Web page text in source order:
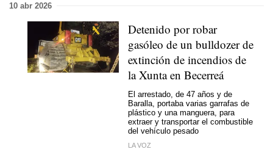
10 abr 2026
Detenido por robar
gasóleo de un bulldozer de
extinción de incendios de
la Xunta en Becerreá
El arrestado, de 47 años y de
Baralla, portaba varias garrafas de
plástico y una manguera, para
extraer y transportar el combustible
del vehículo pesado
LA VOZ